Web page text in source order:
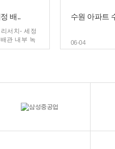
배..
서치- 세정
관 내부 녹
수원 아파트
06-04